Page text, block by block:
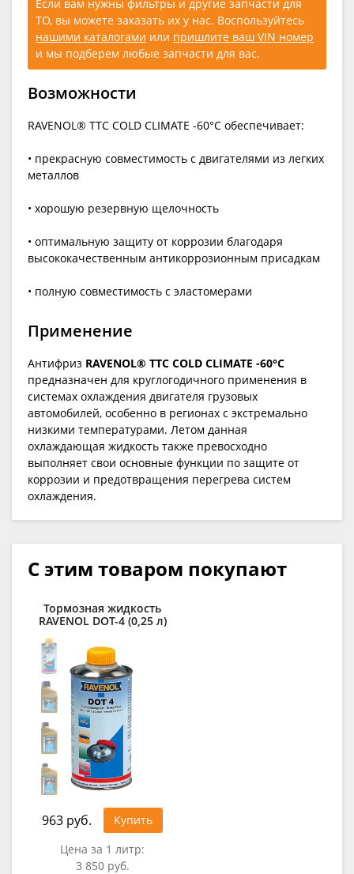
Если вам нужны фильтры и другие запчасти для
ТО, вы можете заказать их у нас. Воспользуйтесь
нашими каталогами или пришлите ваш VIN номер
и мы подберем любые запчасти для вас.
Возможности
RAVENOL® TTC COLD CLIMATE -60°C обеспечивает:
• прекрасную совместимость с двигателями из легких
металлов
• хорошую резервную щелочность
• оптимальную защиту от коррозии благодаря
высококачественным антикоррозионным присадкам
• полную совместимость с эластомерами
Применение
Антифриз RAVENOL® TTC COLD CLIMATE -60°C
предназначен для круглогодичного применения в
системах охлаждения двигателя грузовых
автомобилей, особенно в регионах с экстремально
низкими температурами. Летом данная
охлаждающая жидкость также превосходно
выполняет свои основные функции по защите от
коррозии и предотвращения перегрева систем
охлаждения.
С этим товаром покупают
Тормозная жидкость
RAVENOL DOT-4 (0,25 л)
963 руб.
Купить
Цена за 1 литр:
3 850 руб.